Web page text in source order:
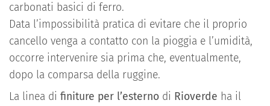
carbonati basici di ferro.
Data l’impossibilità pratica di evitare che il proprio
cancello venga a contatto con la pioggia e l’umidità,
occorre intervenire sia prima che, eventualmente,
dopo la comparsa della ruggine.
La linea di finiture per l’esterno di Rioverde ha il